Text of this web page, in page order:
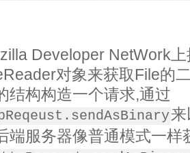
Developer NetWork
对象来获取File的
结构构造一个请求,通过
端服务器像普通模式一样